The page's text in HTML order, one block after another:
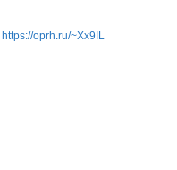
https://oprh.ru/~Xx9IL